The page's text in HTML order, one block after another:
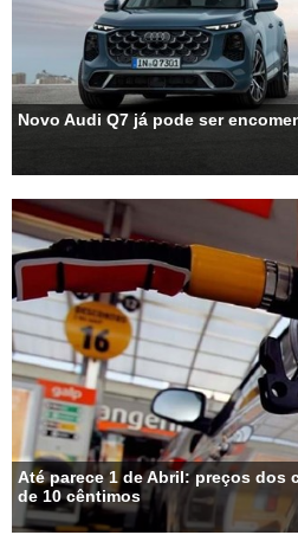
Novo Audi Q7 já pode ser
Até parece 1 de Abril: preços dos
de 10 cêntimos